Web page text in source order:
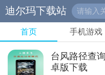
迪尔玛下载站
首页 手机游戏
台风路径查
卓版下载